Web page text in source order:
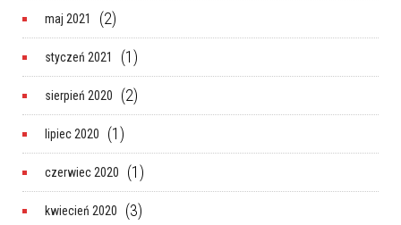
maj 2021 (2)
styczeń 2021 (1)
sierpień 2020 (2)
lipiec 2020 (1)
czerwiec 2020 (1)
kwiecień 2020 (3)